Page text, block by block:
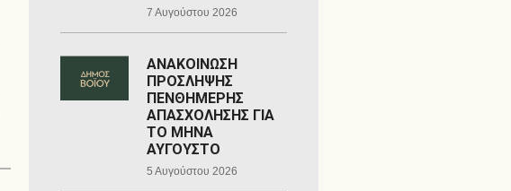
7 Αυγούστου 2026
ΑΝΑΚΟΙΝΩΣΗ
ΠΡΟΣΛΗΨΗΣ
ΠΕΝΘΗΜΕΡΗΣ
ΑΠΑΣΧΟΛΗΣΗΣ ΓΙΑ
ΤΟ ΜΗΝΑ
ΑΥΓΟΥΣΤΟ
5 Αυγούστου 2026